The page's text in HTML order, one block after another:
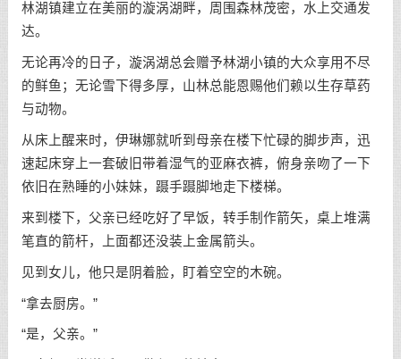
林湖镇建立在美丽的漩涡湖畔，周围森林茂密，水上交通发
达。
无论再冷的日子，漩涡湖总会赠予林湖小镇的大众享用不尽
的鲜鱼；无论雪下得多厚，山林总能恩赐他们赖以生存草药
与动物。
从床上醒来时，伊琳娜就听到母亲在楼下忙碌的脚步声，迅
速起床穿上一套破旧带着湿气的亚麻衣裤，俯身亲吻了一下
依旧在熟睡的小妹妹，蹑手蹑脚地走下楼梯。
来到楼下，父亲已经吃好了早饭，转手制作箭矢，桌上堆满
笔直的箭杆，上面都还没装上金属箭头。
见到女儿，他只是阴着脸，盯着空空的木碗。
“拿去厨房。”
“是，父亲。”